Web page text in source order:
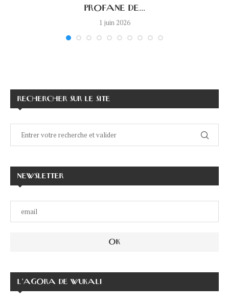
PROFANE DE...
1 juin 2026
RECHERCHER SUR LE SITE
NEWSLETTER
L’AGORA DE WUKALI